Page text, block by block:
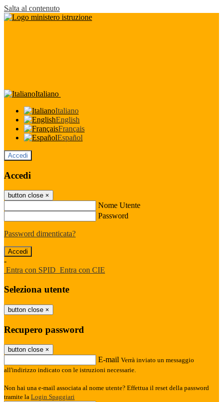
Salta al contenuto
Italiano
Italiano
English
Français
Español
Accedi
Accedi
button close ×
Nome Utente
Password
Password dimenticata?
-
Entra con SPID Entra con CIE
Seleziona utente
button close ×
Recupero password
button close ×
E-mail Verrà inviato un messaggio
all'indirizzo indicato con le istruzioni necessarie.
Non hai una e-mail associata al nome utente? Effettua il reset della password
tramite la Login Spaggiari